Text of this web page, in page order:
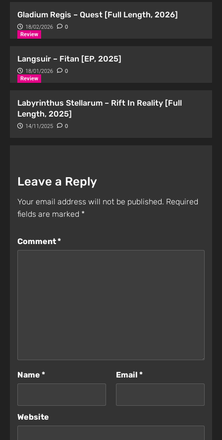
Gladium Regis – Quest [Full Length, 2026]
18/02/2026 0
Review
Langsuir – Fitan [EP, 2025]
18/01/2026 0
Review
Labyrinthus Stellarum – Rift In Reality [Full
Length, 2025]
14/11/2025 0
Leave a Reply
Your email address will not be published. Required
fields are marked *
Comment*
Name * Email *
Website